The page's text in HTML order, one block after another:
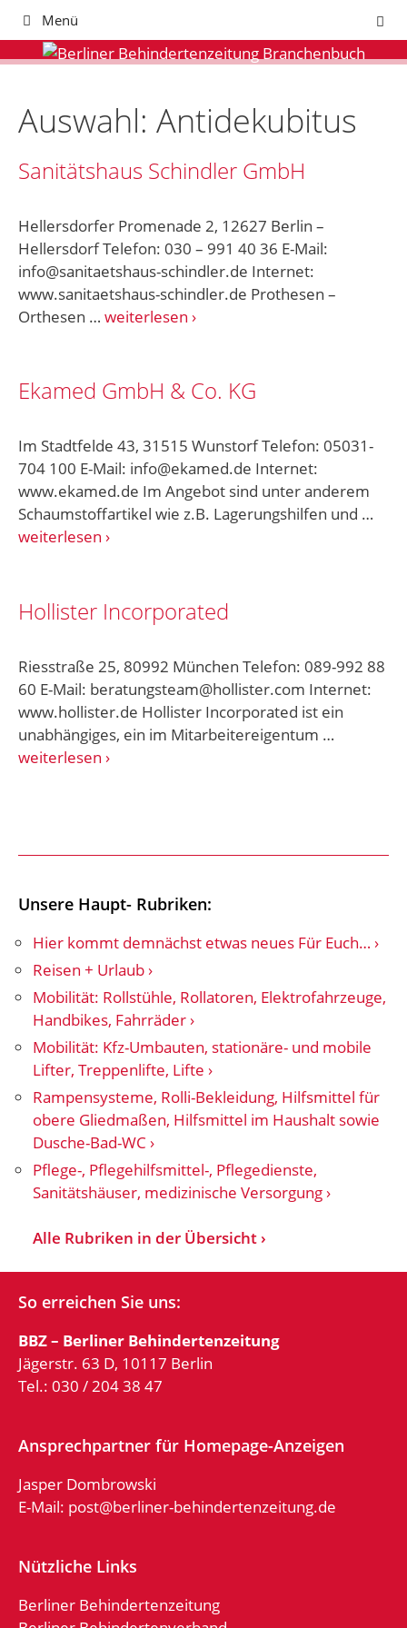
Zum
springen
Menü
Auswahl: Antidekubitus
Sanitätshaus Schindler GmbH
Hellersdorfer Promenade 2, 12627 Berlin –
Hellersdorf Telefon: 030 – 991 40 36 E-Mail:
info@sanitaetshaus-schindler.de Internet:
www.sanitaetshaus-schindler.de Prothesen –
Orthesen … weiterlesen
Ekamed GmbH & Co. KG
Im Stadtfelde 43, 31515 Wunstorf Telefon: 05031-
704 100 E-Mail: info@ekamed.de Internet:
www.ekamed.de Im Angebot sind unter anderem
Schaumstoffartikel wie z.B. Lagerungshilfen und …
weiterlesen
Hollister Incorporated
Riesstraße 25, 80992 München Telefon: 089-992 88
60 E-Mail: beratungsteam@hollister.com Internet:
www.hollister.de Hollister Incorporated ist ein
unabhängiges, ein im Mitarbeitereigentum …
weiterlesen
Unsere Haupt- Rubriken:
Hier kommt demnächst etwas neues Für Euch…
Reisen + Urlaub
Mobilität: Rollstühle, Rollatoren, Elektrofahrzeuge,
Handbikes, Fahrräder
Mobilität: Kfz-Umbauten, stationäre- und mobile
Lifter, Treppenlifte, Lifte
Rampensysteme, Rolli-Bekleidung, Hilfsmittel für
obere Gliedmaßen, Hilfsmittel im Haushalt sowie
Dusche-Bad-WC
Pflege-, Pflegehilfsmittel-, Pflegedienste,
Sanitätshäuser, medizinische Versorgung
Alle Rubriken in der Übersicht
So erreichen Sie uns:
BBZ – Berliner Behindertenzeitung
Jägerstr. 63 D, 10117 Berlin
Tel.: 030 / 204 38 47
Ansprechpartner für Homepage-Anzeigen
Jasper Dombrowski
E-Mail: post@berliner-behindertenzeitung.de
Nützliche Links
Berliner Behindertenzeitung